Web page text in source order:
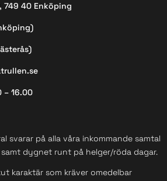
749 40 Enköping
– 16.00
svarar på alla våra inkommande samtal
samt dygnet runt på helger/röda dagar.
karaktär som kräver omedelbar